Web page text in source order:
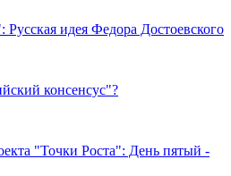
Русская идея Федора Достоевского
консенсус"?
"Точки Роста": День пятый -